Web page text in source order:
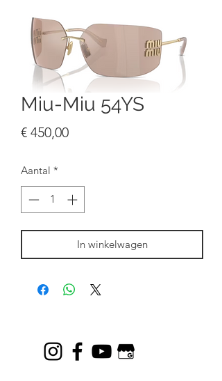
Miu-Miu 54YS
€ 450,00Prijs
Aantal *
In winkelwagen